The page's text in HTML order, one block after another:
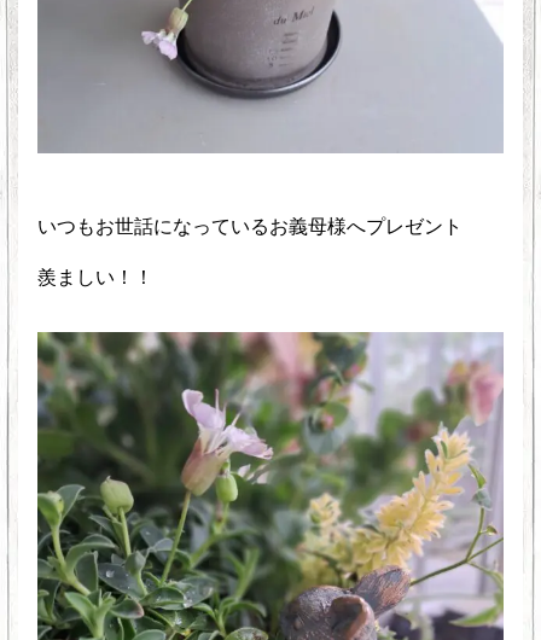
いつもお世話になっているお義母様へプレゼント
羨ましい！！